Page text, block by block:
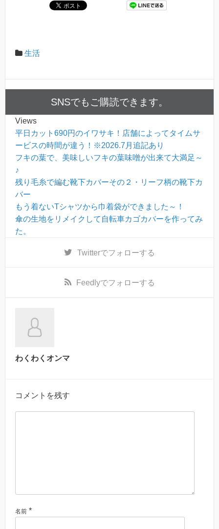
生活
SNSでもご購読できます。
Views
平日カット690円のイワサキ！店舗によってタイムサ
ービスの時間が違う！※2026.7月追記あり
フキの葉で、美味しいフキの葉味噌が出来て大満足～
♪
残り毛糸で編む靴下カバーその２・リーフ柄の靴下カ
バー
もう着ないTシャツから巾着袋ができました～！
傘の生地をリメイクして自転車カゴカバーを作ってみ
た。
Twitterでフォローする
Feedlyでフォローする
わくわくオンマ
コメントを残す
名前 *